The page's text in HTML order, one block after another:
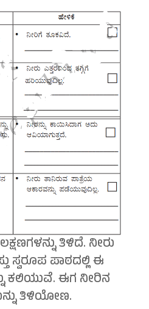
ತಿಳಿದೆ. ನೀರು
ಸ್ವರೂಪ ಪಾಠದಲ್ಲಿ ಈ
ಕಲಿಯುವೆ. ಈಗ ನೀರಿನ
ತಿಳಿಯೋಣ.